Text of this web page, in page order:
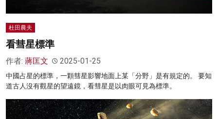
杜田農夫
看彗星標準
作者: 蔣匡文 2025-01-25
中國占星的標準，一顆彗星影響地面上某「分野」是有規定的。 要知
道古人沒有觀星的望遠鏡，看彗星是以肉眼可見為標準。